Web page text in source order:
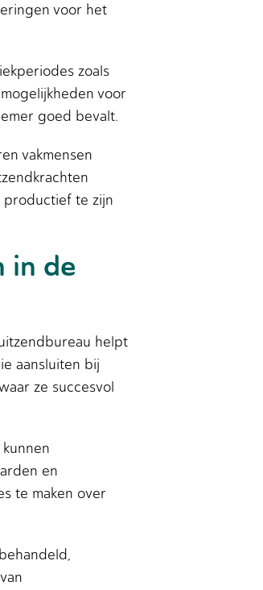
voor het
zoals
voor
goed bevalt.
vakmensen
productief te zijn
in de
helpt
aansluiten bij
ze succesvol
en
te maken over